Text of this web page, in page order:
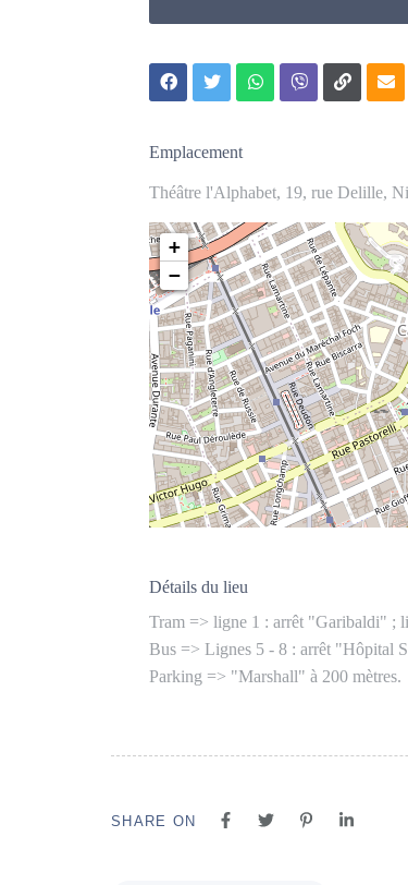
Emplacement
Théâtre l'Alphabet, 19, rue Delille,
+
−
Détails du lieu
Tram => ligne 1 : arrêt "Garibaldi" ;
Bus => Lignes 5 - 8 : arrêt "Hôpital
Parking => "Marshall" à 200 mètres.
SHARE ON